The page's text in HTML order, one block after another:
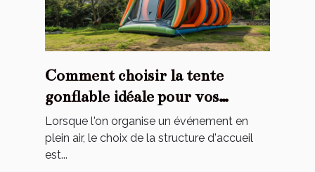
Comment choisir la tente
gonflable idéale pour vos
événements
Lorsque l'on organise un événement en
plein air, le choix de la structure d'accueil
est...